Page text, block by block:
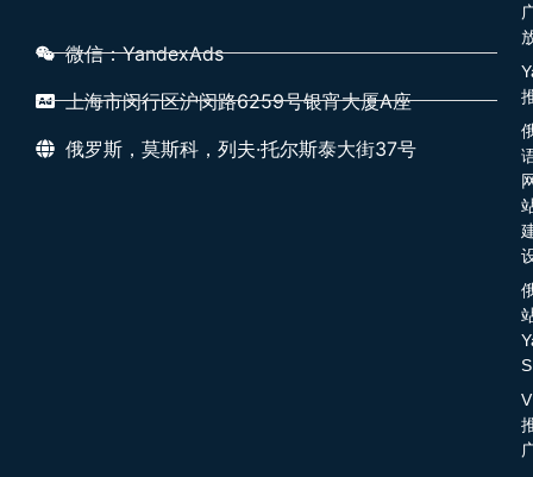
微信：YandexAds
上海市闵行区沪闵路6259号银宵大厦A座
俄罗斯，莫斯科，列夫·托尔斯泰大街37号